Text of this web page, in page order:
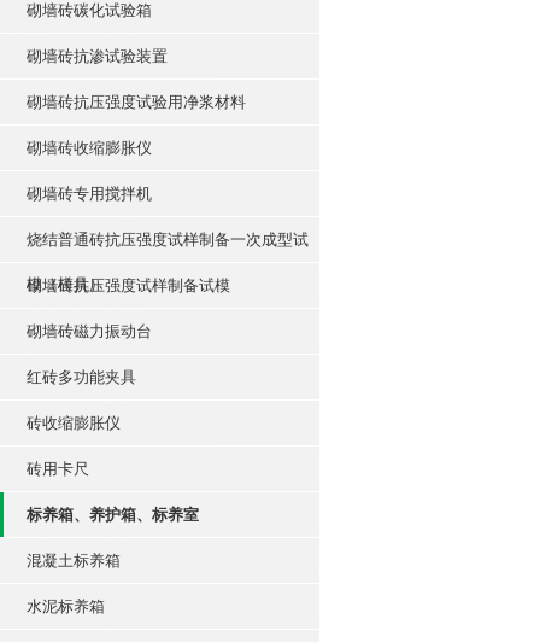
砌墙砖碳化试验箱
砌墙砖抗渗试验装置
砌墙砖抗压强度试验用净浆材料
砌墙砖收缩膨胀仪
砌墙砖专用搅拌机
烧结普通砖抗压强度试样制备一次成型试
模（模具）
砌墙砖抗压强度试样制备试模
砌墙砖磁力振动台
红砖多功能夹具
砖收缩膨胀仪
砖用卡尺
标养箱、养护箱、标养室
混凝土标养箱
水泥标养箱